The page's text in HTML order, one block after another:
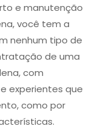
e manutenção
você tem a
nenhum tipo de
de uma
com
experientes que
como por